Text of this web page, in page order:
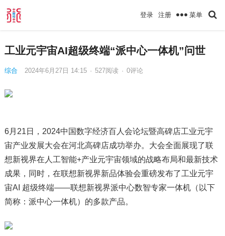
登录 注册 菜单
工业元宇宙AI超级终端“派中心一体机”问世
综合 2024年6月27日 14:15 · 527阅读 · 0评论
6月21日，2024中国数字经济百人会论坛暨高碑店工业元宇
宙产业发展大会在河北高碑店成功举办。大会全面展现了联
想新视界在人工智能+产业元宇宙领域的战略布局和最新技术
成果，同时，在联想新视界新品体验会重磅发布了工业元宇
宙AI 超级终端——联想新视界派中心数智专家一体机（以下
简称：派中心一体机）的多款产品。